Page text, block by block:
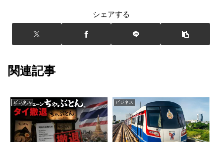
シェアする
関連記事
ビジネス ビジネス